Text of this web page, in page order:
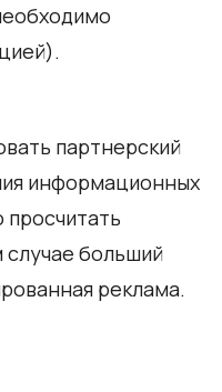
партнерский
информационных
просчитать
больший
реклама.